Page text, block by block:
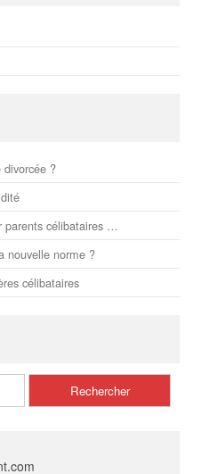
?
parents célibataires …
nouvelle norme ?
célibataires